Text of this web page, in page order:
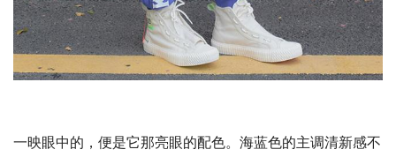
一映眼中的，便是它那亮眼的配色。海蓝色的主调清新感不